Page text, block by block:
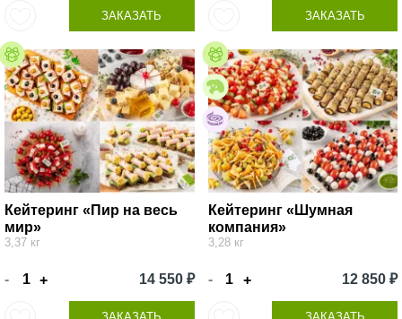
ЗАКАЗАТЬ ЗАКАЗАТЬ
Кейтеринг «Пир на весь
мир»
3,37 кг
- + 14 550 ₽
Кейтеринг «Шумная
компания»
3,28 кг
- + 12 850 ₽